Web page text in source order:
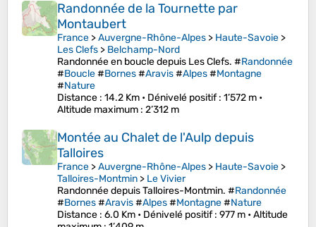
Randonnée de la Tournette par
Montaubert
France >Auvergne-Rhône-Alpes > Haute-Savoie >
Les Clefs > Belchamp-Nord
Randonnée en boucle depuis Les Clefs. #Randonnée
#Boucle#Bornes#Aravis#Alpes#Montagne
#Nature
Distance : 14.2 Km • Dénivelé positif: 1’572 m •
Altitude maximum : 2’312 m
Montée au Chalet de l'Aulp depuis
Talloires
France >Auvergne-Rhône-Alpes > Haute-Savoie >
Talloires-Montmin > Le Vivier
Randonnée depuis Talloires-Montmin. #Randonnée
#Bornes#Aravis#Alpes#Montagne#Nature
Distance : 6.0 Km • Dénivelé positif: 977 m •Altitude